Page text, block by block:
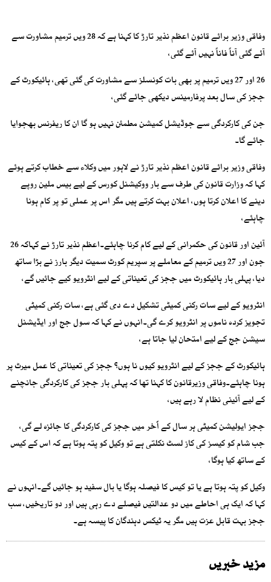
وفاقی وزیر برائے قانون اعظم نذیر تارڑ کا کہنا ہے کہ 28 ویں ترمیم مشاورت سے
آئے گئی آناً فاناً نہیں آئے گئی،
26 اور 27 ویں ترمیم پر بھی بات کونسلز سے مشاورت کی گئی تھی، ہائیکورٹ کے
ججز کی سال بعد پرفارمینس دیکھی جائے گئی،
جن کی کارکردگی سے جوڈیشل کمیشن مطمئن نہیں ہو گا ان کا ریفرنس بھجوایا
جائے گا۔
وفاقی وزیر برائے قانون اعظم نذیر تارڑ نے لاہور میں وکلاء سے خطاب کرتے ہوئے
کہا کہ وزارت قانون کی طرف سے بار ووکیشنل کورس کے لیے بیس ملین روپے
دینے کا اعلان کرتا ہوں، اعلان بہت کرتے ہیں مگر اس پر عملی تو پر کام ہونا
چاہئے،
آئین اور قانون کی حکمرانی کے لیے کام کرنا چاہئے۔اعظم نذیر تارڑ نے کہاکہ 26
جون اور 27 ویں ترمیم کے معاملے پر سپریم کورٹ سمیت دیگر بارز نے بڑا ساتھ
دیا، پہلی بار ہائیکورٹ میں ججز کی تعیناتی کے لیے انٹرویو کیے جائیں گے،
انٹرویو کے لیے سات رکنی کمیٹی تشکیل دے دی گئی ہے، سات رکنی کمیٹی
تجویز کردہ ناموں پر انٹرویو کرے گی۔انہوں نے کہا کہ سول جج اور ایڈیشنل
سیشن جج کے لیے امتحان لیا جاتا ہے،
ہائیکورٹ کے ججز کے لیے انٹرویو کیوں نا ہوں؟ ججز کی تعیناتی کا عمل میرٹ پر
ہونا چاہئے۔وفاقی وزیرقانون کا کہنا تھا کہ پہلی بار ججز کی کارکردگی جانچنے
کے لیے آئینی نظام لا رہے ہیں،
ججز ایولیشن کمیٹی ہر سال کے اّخر میں ججز کی کارکردگی کا جائزہ لے گی،
جب شام کو کیسز کی کاز لسٹ نکلتی ہے تو وکیل کو پتہ ہوتا ہے کہ اس کے کیس
کے ساتھ کیا ہوگا،
وکیل کو پتہ ہوتا ہے یا تو کیس کا فیصلہ ہوگا یا بال سفید ہو جائیں گے۔انہوں نے
کہا کہ ایک ہی احاطے میں دو عدالتیں فیصلے دے رہی ہیں اور دو تاریخیں، سب
ججز بہت قابل عزت ہیں مگر یہ ٹیکس دہندگان کا پیسہ ہے۔
مزید خبریں